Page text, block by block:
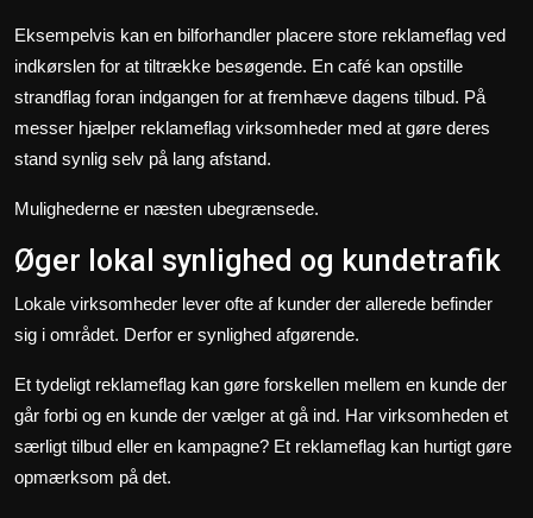
Eksempelvis kan en bilforhandler placere store reklameflag ved
indkørslen for at tiltrække besøgende. En café kan opstille
strandflag foran indgangen for at fremhæve dagens tilbud. På
messer hjælper reklameflag virksomheder med at gøre deres
stand synlig selv på lang afstand.
Mulighederne er næsten ubegrænsede.
Øger lokal synlighed og kundetrafik
Lokale virksomheder lever ofte af kunder der allerede befinder
sig i området. Derfor er synlighed afgørende.
Et tydeligt reklameflag kan gøre forskellen mellem en kunde der
går forbi og en kunde der vælger at gå ind. Har virksomheden et
særligt tilbud eller en kampagne? Et reklameflag kan hurtigt gøre
opmærksom på det.